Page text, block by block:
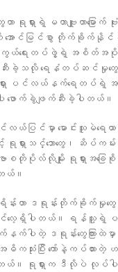
ရုရှားရဲ့ မဟာဗျူဟာမြောက် ဗုံ
ကို အောင်မြင်စွာ တိုက်ခိုက်နို
ကာကွယ်ရေးတပ်ဖွဲ့ရဲ့ အစိတ်အပို
က်ဆီးခဲ့သလို ရေနံတပ်ဆင်မှု
ား ပင်လယ်နက်ရေတပ်ရဲ့ အရ
ဖောက်ခွဲဖျက်ဆီးခဲ့ပါတယ်။
ပြင်မှာ မောင်းသူမဲရေယာ
ရုရှားသင်္ဘောတွေ၊ ဆိပ်ကမ်း
စတိုပိုလ်လိုမျိုး ရုရှားအခြေ
ယ်။
န်းဟာ ဒရုန်းတိုက်ခိုက်မှုတွေ
ေ့ရှိပါတယ်။ ရန်သူ့ရဲ့
ပါတဲ့ ဒရုန်းတွေကြားထဲမှ
သုံးပြီး ကော်နဲ့ကပ်ထားတဲ့
ပါတယ်။ ရုရှားက ဒီလိုပဲ လုပ်